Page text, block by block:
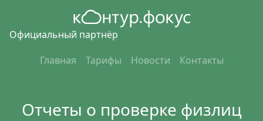
Официальный партнёр
Главная
Тарифы Новости Контакты
Отчеты о проверке физлиц